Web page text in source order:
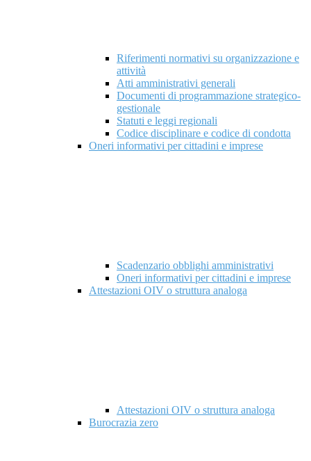
Riferimenti normativi su organizzazione e
attività
Atti amministrativi generali
Documenti di programmazione strategico-
gestionale
Statuti e leggi regionali
Codice disciplinare e codice di condotta
Oneri informativi per cittadini e imprese
Scadenzario obblighi amministrativi
Oneri informativi per cittadini e imprese
Attestazioni OIV o struttura analoga
Attestazioni OIV o struttura analoga
Burocrazia zero